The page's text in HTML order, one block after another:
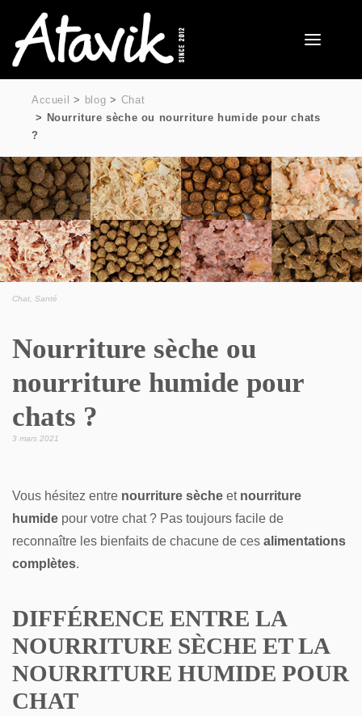
Accueil blog
Chat
Nourriture sèche ou nourriture humide pour chats
?
Chat Santé
Nourriture sèche ou
nourriture humide pour
chats ?
3 mars 2021
Vous hésitez entre nourriture sèche et nourriture
humide pour votre chat ? Pas toujours facile de
reconnaître les bienfaits de chacune de ces alimentations
complètes.
DIFFÉRENCE ENTRE LA
NOURRITURE SÈCHE ET LA
NOURRITURE HUMIDE POUR
CHAT